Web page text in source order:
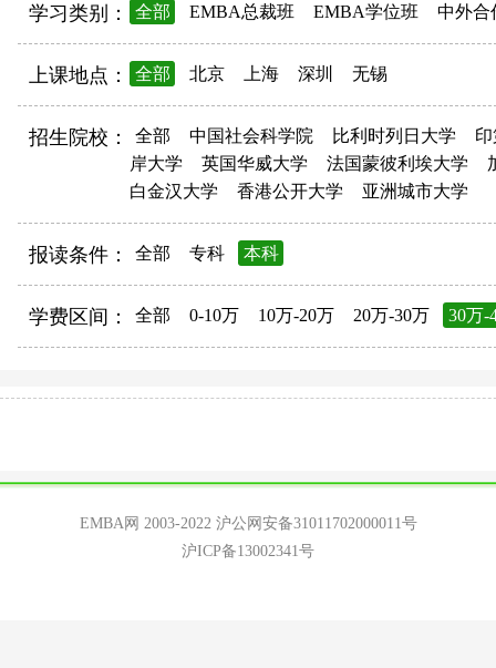
学习类别： 全部 EMBA总裁班 EMBA学位班 中外合
上课地点： 全部 北京 上海 深圳 无锡
招生院校： 全部 中国社会科学院 比利时列日大学
岸大学
英国华威大学 法国蒙彼利埃大学
白金汉大学
香港公开大学 亚洲城市大学
报读条件： 全部 专科 本科
学费区间： 全部 0-10万 10万-20万 20万-30万 30万-
EMBA网 2003-2022 沪公网安备31011702000011号
沪ICP备13002341号